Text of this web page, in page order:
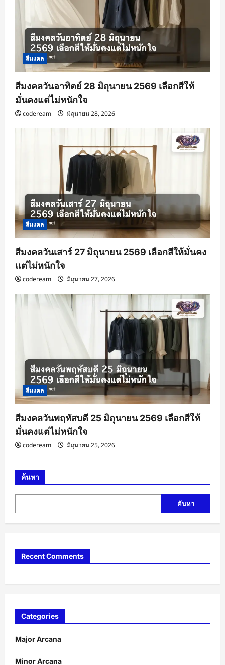
o
สีมงคล
สีมงคลวันอาทิตย์ 28 มิถุนายน 2569 เลือกสีให้
มั่นคงแต่ไม่หนักใจ
codeream มิถุนายน 28, 2026
สีมงคล
สีมงคลวันเสาร์ 27 มิถุนายน 2569 เลือกสีให้มั่นคง
แต่ไม่หนักใจ
codeream มิถุนายน 27, 2026
สีมงคล
สีมงคลวันพฤหัสบดี 25 มิถุนายน 2569 เลือกสีให้
มั่นคงแต่ไม่หนักใจ
codeream มิถุนายน 25, 2026
ค้นหา
ค้นหา
Recent Comments
Categories
Major Arcana
Minor Arcana